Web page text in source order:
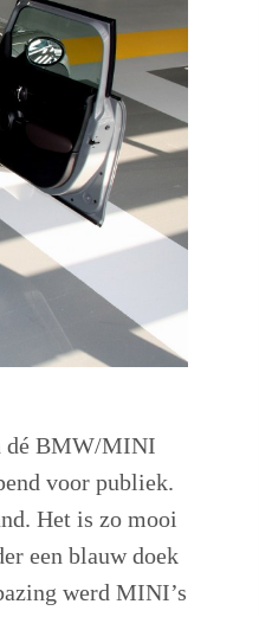
dé BMW/MINI
voor publiek.
Het is zo mooi
een blauw doek
werd MINI’s